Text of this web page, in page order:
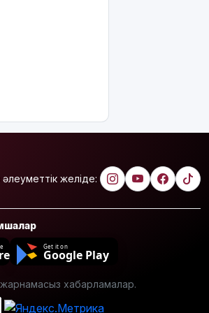
әлеуметтік желіде:
Get it on
Google Play
жарнамасыз хабарламалар.